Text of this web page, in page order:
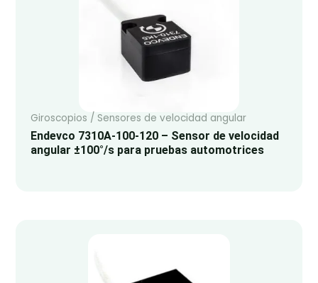
Giroscopios / Sensores de velocidad angular
Endevco 7310A-100-120 – Sensor de velocidad
angular ±100°/s para pruebas automotrices